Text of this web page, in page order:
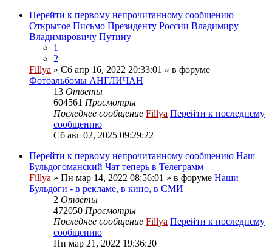
Перейти к первому непрочитанному сообщению
Открытое Письмо Президенту России Владимиру
Владимировичу Путину
1
2
Fillya » Сб апр 16, 2022 20:33:01 » в форуме
Фотоальбомы АНГЛИЧАН
13 Ответы
604561 Просмотры
Последнее сообщение Fillya Перейти к последнему
сообщению
Сб авг 02, 2025 09:29:22
Перейти к первому непрочитанному сообщению Наш
Бульдогоманский Чат теперь в Телеграмм
Fillya » Пн мар 14, 2022 08:56:01 » в форуме Наши
Бульдоги - в рекламе, в кино, в СМИ
2 Ответы
472050 Просмотры
Последнее сообщение Fillya Перейти к последнему
сообщению
Пн мар 21, 2022 19:36:20